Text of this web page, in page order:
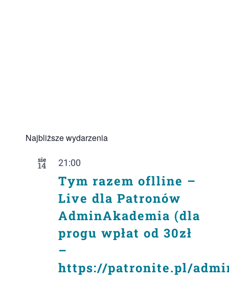
Najbliższe wydarzenia
sie
14 21:00
Tym razem oflline –
Live dla Patronów
AdminAkademia (dla
progu wpłat od 30zł
–
https://patronite.pl/